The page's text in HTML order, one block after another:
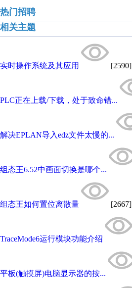
热门招聘
相关主题
实时操作系统及其应用 [2590]
PLC正在上载/下载，处于致命错...
解决EPLAN导入edz文件太慢的...
组态王6.52中画面切换是哪个...
组态王如何置位离散量 [2667]
TraceMode6运行模块功能介绍
平板(触摸屏)电脑显示器的按...